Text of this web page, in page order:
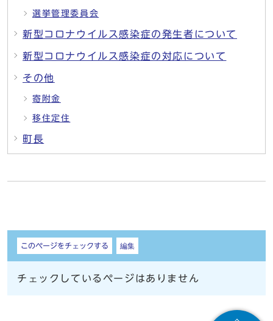
選挙管理委員会
新型コロナウイルス感染症の発生者について
新型コロナウイルス感染症の対応について
その他
寄附金
移住定住
町長
しおり
このページをチェックする 編集
チェックしているページはありません